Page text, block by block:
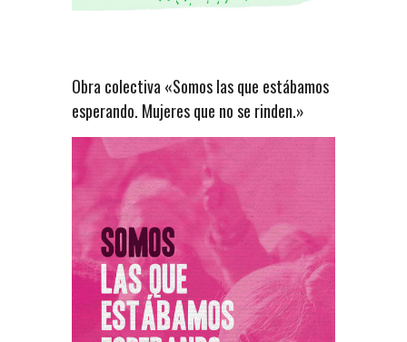
Obra colectiva «Somos las que estábamos
esperando. Mujeres que no se rinden.»